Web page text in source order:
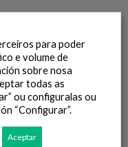
para poder
e volume de
sobre nosa
todas as
ou configuralas ou
“Configurar”.
Aceptar